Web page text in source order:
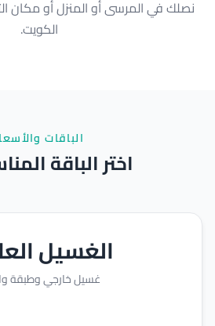
نصلك في المرسى أو المنزل أو مكان
الكويت.
الباقات
اختر الباقة
الغسيل
غسيل خارجي وطبقة